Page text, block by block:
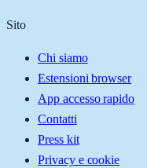
Sito
Chi siamo
Estensioni browser
App accesso rapido
Contatti
Press kit
Privacy e cookie